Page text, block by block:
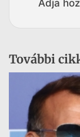
Adja
További